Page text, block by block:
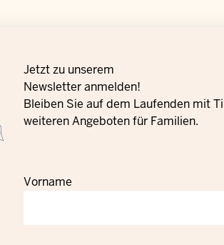
Jetzt zu unserem
Newsletter anmelden!
Bleiben Sie auf dem Laufenden mit
weiteren Angeboten für Familien.
Vorname